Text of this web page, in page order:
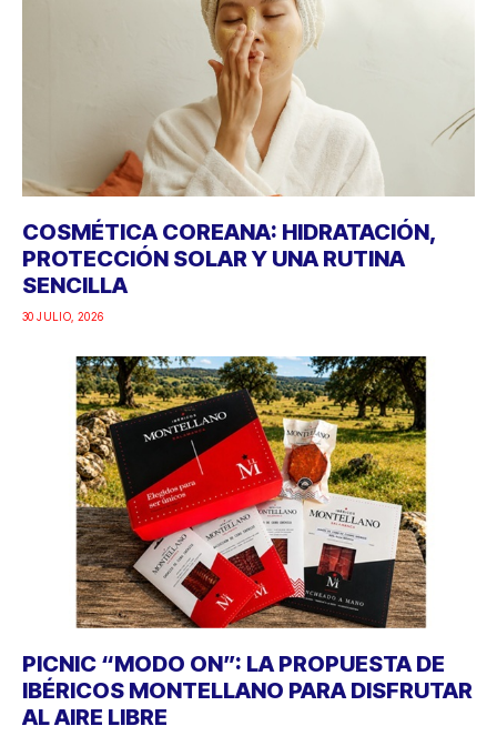
COSMÉTICA COREANA: HIDRATACIÓN,
PROTECCIÓN SOLAR Y UNA RUTINA
SENCILLA
30 JULIO, 2026
PICNIC “MODO ON”: LA PROPUESTA DE
IBÉRICOS MONTELLANO PARA DISFRUTAR
AL AIRE LIBRE